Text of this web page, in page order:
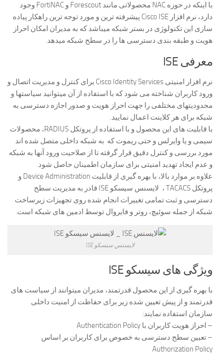
با اینکه در حوزه NAC محصولاتی مانند Forescout و FortiNAC وجود
دارد، نرم افزار Cisco ISE پیشرفته ترین و مورد توجه ترین راهکار پیاده
سازی این تکنولوژی در بستر شبکه میباشد که به مدیران امکان احراز
هویت و طبقه بندی دسترسی ها را در سطح شبکه میدهد.
معرفی ISE
نرم افزار امنیتی Cisco Identity Services برای کنترل و مدیریت اتصال و
ورود کاربران شناخته می شود که با استفاده از آن میتوانید سیاستها و
محدودیتهای مختلفی را جهت احراز هویت و صدور اجازه دسترسی به
شبکه برای هر کلاینت اعمال نمایید.
با قابلیت های این محصول و با استفاده از پروتکل RADIUS، محصولات
سیمی و یا وایرلس و حتی ریموت که به شبکه داخلی متصل شده اند
مورد بررسی و کنترل دقیق قرار گرفته تا از صلاحیت ورود آنها به شبکه
و عدم ایجاد تهدید امنیتی برای سازمان اطمینان حاصل شود.
علاوه بر موارد بالا، با بهره گیری از قابلیت Device Administration و
پروتکل TACACS ، لایسنس سیسکو ISE قادر به مدیریت سطح
دسترسی و ثبت تمامی تغییرات انجام شده روی تجهیزات زیرساخت
شبکه از جمله سوئیچ، روتر و فایروال توسط ادمین های شبکه است.
لایسنس سیسکو ISE
ویژگی های سیسکو ISE
با بهره گیری از این محصول قدرتمند، مدیران میتوانند از سیاست های
قدرتمند و از پیش تعیین شده زیر برای حفاظت از امنیت داخلی
سازمان استفاده نمایند:
– احراز هویت کاربران با Authentication Policy
– تعیین سطح دسترسی به خصوص برای کاربران بر اساس
Authorization Policy